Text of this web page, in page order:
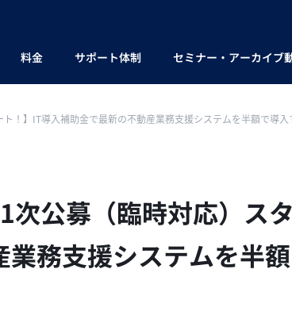
料金 サポート体制 セミナー・アーカイブ
！】IT導入補助金で最新の不動産業務支援システムを半額で導入
次公募（臨時対応）ス
務支援システムを半